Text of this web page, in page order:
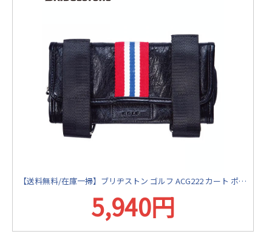
【送料無料/在庫一掃】ブリヂストン ゴルフ ACG222 カート ポーチ ブラック(BK) ゴルフバッグ BRIDGESTONE【あすアト】
5,940円